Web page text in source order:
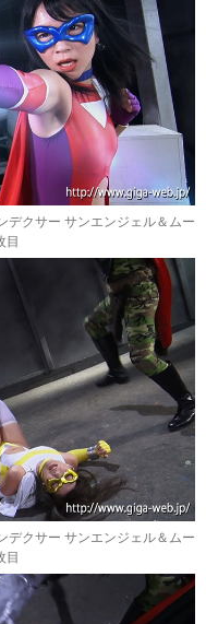
デクサー サンエンジェル＆ムー
目
デクサー サンエンジェル＆ムー
目